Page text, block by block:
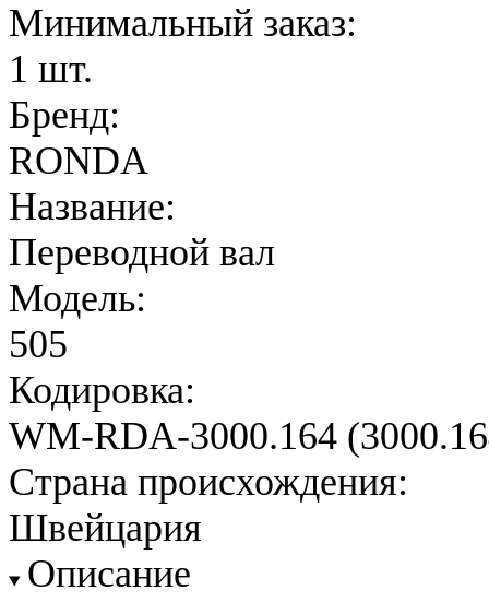
Минимальный заказ:
1 шт.
Бренд:
RONDA
Название:
Переводной вал
Модель:
505
Кодировка:
WM-RDA-3000.164
Страна происхождения:
Швейцария
Описание